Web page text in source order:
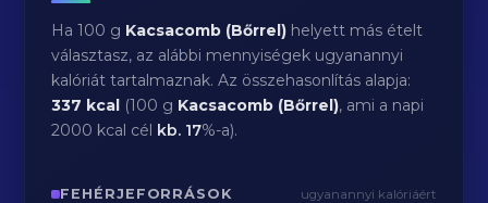
Ha 100 g Kacsacomb (Bőrrel) helyett más ételt
választasz, az alábbi mennyiségek ugyanannyi
kalóriát tartalmaznak. Az összehasonlítás alapja:
337 kcal (100 g Kacsacomb (Bőrrel), ami a napi
2000 kcal cél kb. 17%-a).
FEHÉRJEFORRÁSOK ugyanannyi kalóriáért